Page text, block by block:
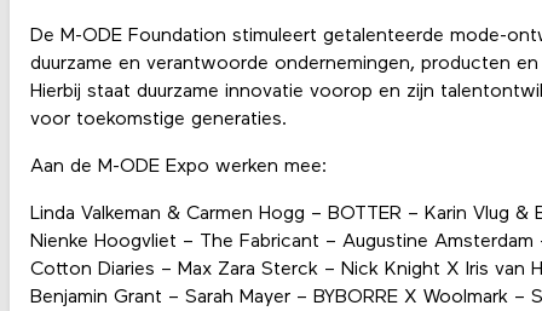
De M-ODE Foundation stimuleert getalenteerde mode-
duurzame en verantwoorde ondernemingen, producten
Hierbij staat duurzame innovatie voorop en zijn
voor toekomstige generaties.
Aan de M-ODE Expo werken mee:
Linda Valkeman & Carmen Hogg – BOTTER – Karin Vlug &
Nienke Hoogvliet – The Fabricant – Augustine Amsterdam
Cotton Diaries – Max Zara Sterck – Nick Knight X Iris van
Benjamin Grant – Sarah Mayer – BYBORRE X Woolmark –